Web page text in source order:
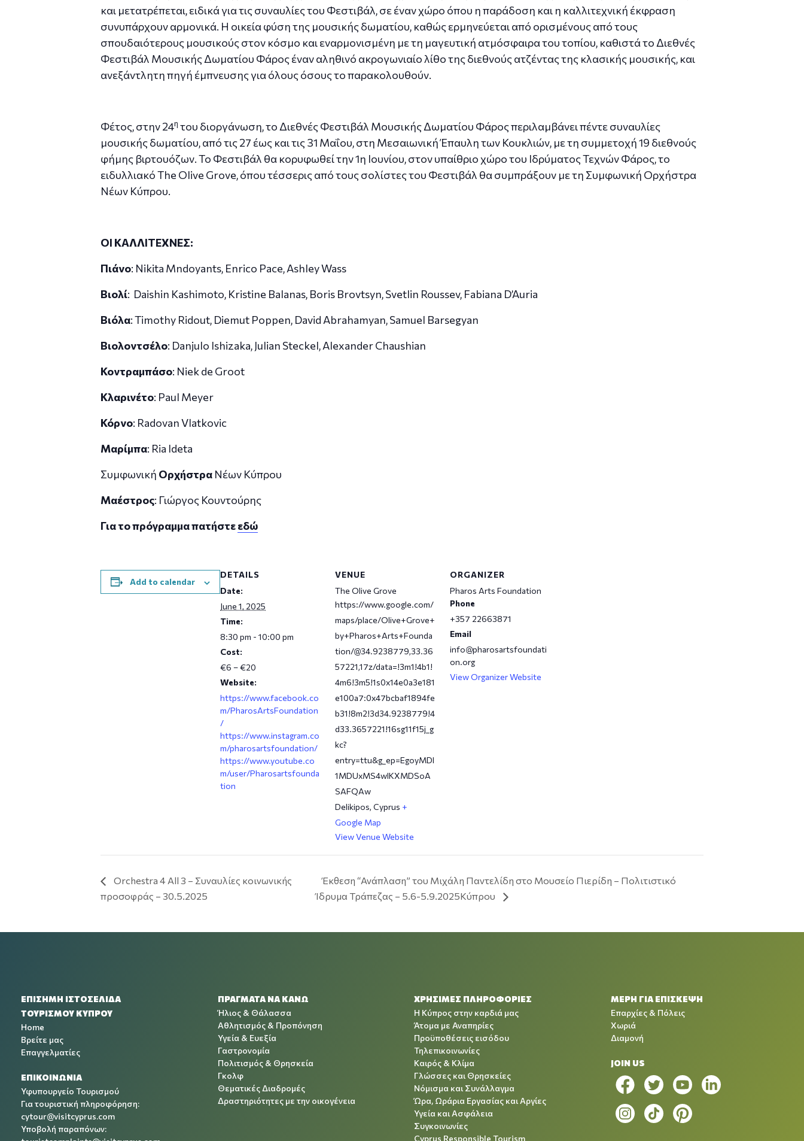
και μετατρέπεται, ειδικά για τις συναυλίες του Φεστιβάλ, σε έναν χώρο όπου η παράδοση και η καλλιτεχνική έκφραση
συνυπάρχουν αρμονικά. Η οικεία φύση της μουσικής δωματίου, καθώς ερμηνεύεται από ορισμένους από τους
σπουδαιότερους μουσικούς στον κόσμο και εναρμονισμένη με τη μαγευτική ατμόσφαιρα του τοπίου, καθιστά το Διεθνές
Φεστιβάλ Μουσικής Δωματίου Φάρος έναν αληθινό ακρογωνιαίο λίθο της διεθνούς ατζέντας της κλασικής μουσικής, και
ανεξάντλητη πηγή έμπνευσης για όλους όσους το παρακολουθούν.
Φέτος, στην 24η του διοργάνωση, το Διεθνές Φεστιβάλ Μουσικής Δωματίου Φάρος περιλαμβάνει πέντε συναυλίες
μουσικής δωματίου, από τις 27 έως και τις 31 Μαΐου, στη Μεσαιωνική Έπαυλη των Κουκλιών, με τη συμμετοχή 19 διεθνούς
φήμης βιρτουόζων. Το Φεστιβάλ θα κορυφωθεί την 1η Ιουνίου, στον υπαίθριο χώρο του Ιδρύματος Τεχνών Φάρος, το
ειδυλλιακό The Olive Grove, όπου τέσσερις από τους σολίστες του Φεστιβάλ θα συμπράξουν με τη Συμφωνική Ορχήστρα
Νέων Κύπρου.
ΟΙ ΚΑΛΛΙΤΕΧΝΕΣ:
Πιάνο: Nikita Mndoyants, Enrico Pace, Ashley Wass
Βιολί: Daishin Kashimoto, Kristine Balanas, Boris Brovtsyn, Svetlin Roussev, Fabiana D’Auria
Βιόλα: Timothy Ridout, Diemut Poppen, David Abrahamyan, Samuel Barsegyan
Βιολοντσέλο: Danjulo Ishizaka, Julian Steckel, Alexander Chaushian
Κοντραμπάσο: Niek de Groot
Κλαρινέτο: Paul Meyer
Κόρνο: Radovan Vlatkovic
Μαρίμπα: Ria Ideta
Συμφωνική Ορχήστρα Νέων Κύπρου
Μαέστρος: Γιώργος Κουντούρης
Για το πρόγραμμα πατήστεεδώ
Add to calendar
DETAILS
Date:
June 1, 2025
Time:
8:30 pm - 10:00 pm
Cost:
€6 – €20
Website:
https://www.facebook.co
m/PharosArtsFoundation
/
https://www.instagram.co
m/pharosartsfoundation/
https://www.youtube.co
m/user/Pharosartsfounda
tion
VENUE
The Olive Grove
https://www.google.com/
maps/place/Olive+Grove+
by+Pharos+Arts+Founda
tion/@34.9238779,33.36
57221,17z/data=!3m1!4b1!
4m6!3m5!1s0x14e0a3e181
e100a7:0x47bcbaf1894fe
b31!8m2!3d34.9238779!4
d33.3657221!16sg11f15j_g
kc?
entry=ttu&g_ep=EgoyMDI
1MDUxMS4wIKXMDSoA
SAFQAw
Delikipos, Cyprus +
Google Map
View Venue Website
ORGANIZER
Pharos Arts Foundation
Phone
+357 22663871
Email
info@pharosartsfoundati
on.org
View Organizer Website
Orchestra 4 All 3 – Συναυλίες κοινωνικής
προσοφράς – 30.5.2025
Έκθεση “Ανάπλαση” του Μιχάλη Παντελίδη στο Μουσείο Πιερίδη – Πολιτιστικό
Ίδρυμα Τράπεζας – 5.6-5.9.2025Κύπρου
ΕΠΙΣΗΜΗ ΙΣΤΟΣΕΛΙΔΑ
ΤΟΥΡΙΣΜΟΥ ΚΥΠΡΟΥ
Home
Βρείτε μας
Επαγγελματίες
ΕΠΙΚΟΙΝΩΝΙΑ
Υφυπουργείο Τουρισμού
Για τουριστική πληροφόρηση:
cytour@visitcyprus.com
Υποβολή παραπόνων:
ΠΡΑΓΜΑΤΑ ΝΑ ΚΑΝΩ
Ήλιος & Θάλασσα
Αθλητισμός & Προπόνηση
Υγεία & Ευεξία
Γαστρονομία
Πολιτισμός & Θρησκεία
Γκολφ
Θεματικές Διαδρομές
Δραστηριότητες με την οικογένεια
ΧΡΉΣΙΜΕΣ ΠΛΗΡΟΦΟΡΊΕΣ
Η Κύπρος στην καρδιά μας
Άτομα με Αναπηρίες
Προϋποθέσεις εισόδου
Τηλεπικοινωνίες
Καιρός & Κλίμα
Γλώσσες και Θρησκείες
Νόμισμα και Συνάλλαγμα
Ώρα, Ωράρια Εργασίας και Αργίες
Υγεία και Ασφάλεια
Συγκοινωνίες
Cyprus Responsible Tourism
ΜΕΡΗ ΓΙΑ ΕΠΙΣΚΕΨΗ
Επαρχίες & Πόλεις
Χωριά
Διαμονή
JOIN US